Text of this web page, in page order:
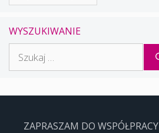
WYSZUKIWANIE
ZAPRASZAM DO WSPÓŁPRACY